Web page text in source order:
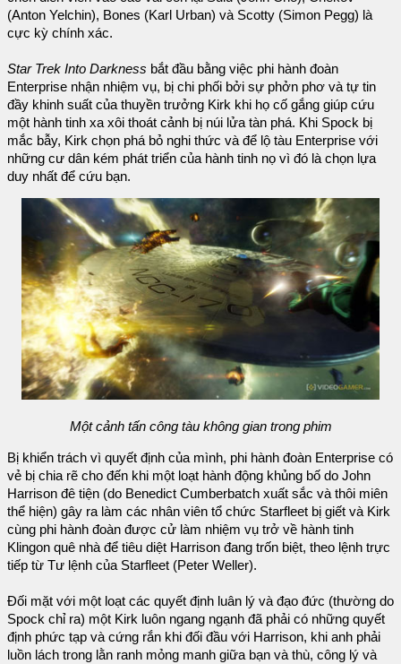
(Anton Yelchin), Bones (Karl Urban) và Scotty (Simon Pegg) là
cực kỳ chính xác.
Star Trek Into Darkness bắt đầu bằng việc phi hành đoàn
Enterprise nhận nhiệm vụ, bị chi phối bởi sự phởn phơ và tự tin
đầy khinh suất của thuyền trưởng Kirk khi họ cố gắng giúp cứu
một hành tinh xa xôi thoát cảnh bị núi lửa tàn phá. Khi Spock bị
mắc bẫy, Kirk chọn phá bỏ nghi thức và để lộ tàu Enterprise với
những cư dân kém phát triển của hành tinh nọ vì đó là chọn lựa
duy nhất để cứu bạn.
Một cảnh tấn công tàu không gian trong phim
Bị khiển trách vì quyết định của mình, phi hành đoàn Enterprise có
vẻ bị chia rẽ cho đến khi một loạt hành động khủng bố do John
Harrison đê tiện (do Benedict Cumberbatch xuất sắc và thôi miên
thể hiện) gây ra làm các nhân viên tổ chức Starfleet bị giết và Kirk
cùng phi hành đoàn được cử làm nhiệm vụ trở về hành tinh
Klingon quê nhà để tiêu diệt Harrison đang trốn biệt, theo lệnh trực
tiếp từ Tư lệnh của Starfleet (Peter Weller).
Đối mặt với một loạt các quyết định luân lý và đạo đức (thường do
Spock chỉ ra) một Kirk luôn ngang ngạnh đã phải có những quyết
định phức tạp và cứng rắn khi đối đầu với Harrison, khi anh phải
luồn lách trong lằn ranh mỏng manh giữa bạn và thù, công lý và